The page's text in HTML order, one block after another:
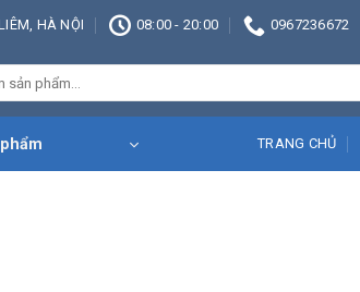
HÀ NỘI 08:00 - 20:00 0967236672
TRANG CHỦ